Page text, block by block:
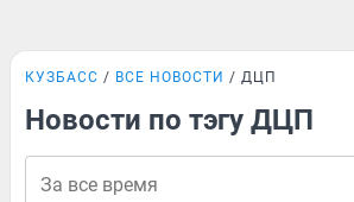
КУЗБАСС ВСЕ НОВОСТИ ДЦП
Новости по тэгу ДЦП